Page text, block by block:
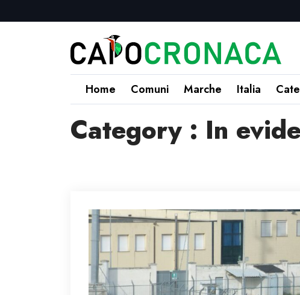
Home Comuni Marche Italia
Category : In